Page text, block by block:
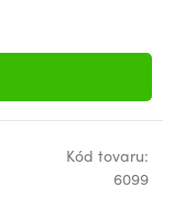
Kód tovaru:
6099